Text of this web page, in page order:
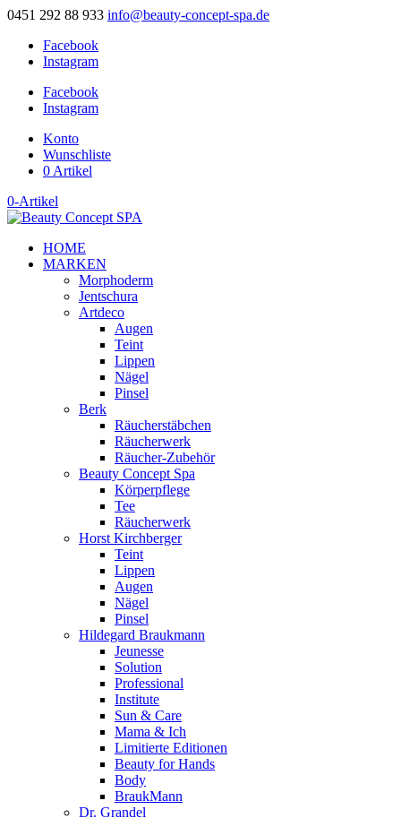
0451 292 88 933 info@beauty-concept-spa.de
Facebook
Instagram
Facebook
Instagram
Konto
Wunschliste
0 Artikel
0-Artikel
HOME
MARKEN
Morphoderm
Jentschura
Artdeco
Augen
Teint
Lippen
Nägel
Pinsel
Berk
Räucherstäbchen
Räucherwerk
Räucher-Zubehör
Beauty Concept Spa
Körperpflege
Tee
Räucherwerk
Horst Kirchberger
Teint
Lippen
Augen
Nägel
Pinsel
Hildegard Braukmann
Jeunesse
Solution
Professional
Institute
Sun & Care
Mama & Ich
Limitierte Editionen
Beauty for Hands
Body
BraukMann
Dr. Grandel